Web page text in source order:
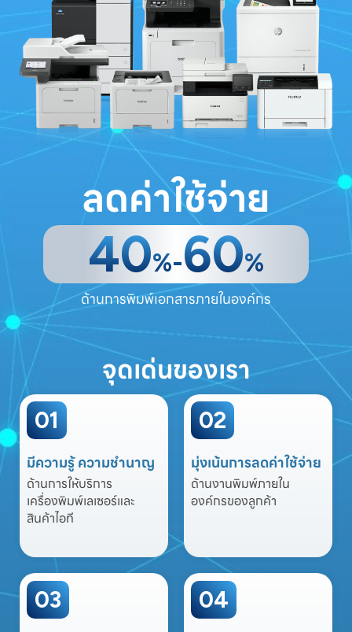
ลดค่าใช้จ่าย
40%-60%
ด้านการพิมพ์เอกสารภายในองค์กร
จุดเด่นของเรา
01
มีความรู้ ความชำนาญ
ด้านการให้บริการ
เครื่องพิมพ์เลเซอร์และ
สินค้าไอที
02
มุ่งเน้นการลดค่าใช้จ่าย
ด้านงานพิมพ์ภายใน
องค์กรของลูกค้า
03 04